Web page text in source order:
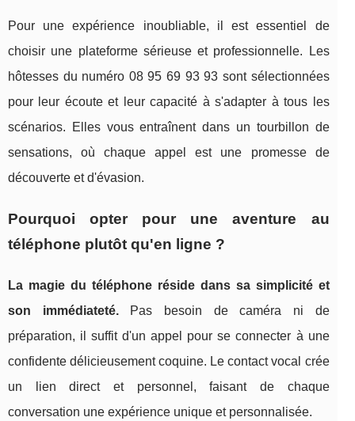
Pour une expérience inoubliable, il est essentiel de
choisir une plateforme sérieuse et professionnelle. Les
hôtesses du numéro 08 95 69 93 93 sont sélectionnées
pour leur écoute et leur capacité à s'adapter à tous les
scénarios. Elles vous entraînent dans un tourbillon de
sensations, où chaque appel est une promesse de
découverte et d'évasion.
Pourquoi opter pour une aventure au
téléphone plutôt qu'en ligne ?
La magie du téléphone réside dans sa simplicité et
son immédiateté.Pas besoin de caméra ni de
préparation, il suffit d'un appel pour se connecter à une
confidente délicieusement coquine. Le contact vocal crée
un lien direct et personnel, faisant de chaque
conversation une expérience unique et personnalisée.